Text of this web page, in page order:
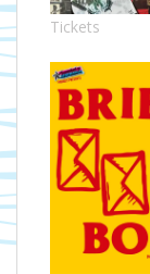
Tickets